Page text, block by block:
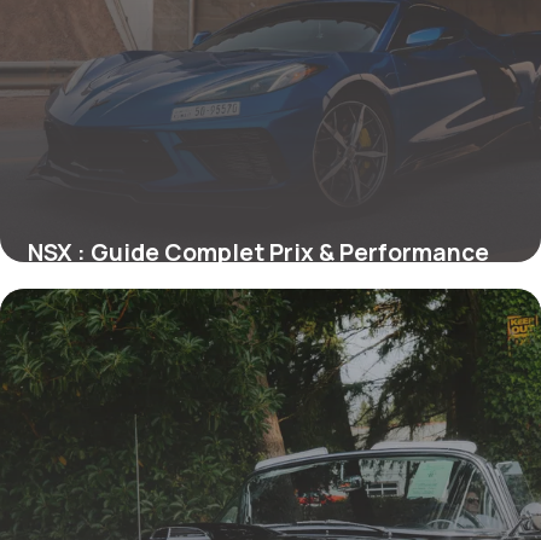
NSX : Guide Complet Prix & Performance
24 mai 2026